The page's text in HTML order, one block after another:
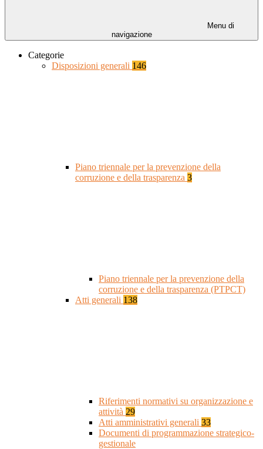
Menu di
navigazione
Categorie
Disposizioni generali 146
Piano triennale per la prevenzione della
corruzione e della trasparenza 3
Piano triennale per la prevenzione della
corruzione e della trasparenza (PTPCT)
Atti generali 138
Riferimenti normativi su organizzazione e
attività 29
Atti amministrativi generali 33
Documenti di programmazione strategico-
gestionale